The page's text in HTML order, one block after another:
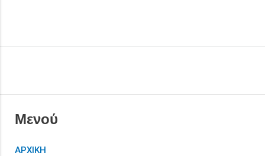
Μενού
ΑΡΧΙΚΗ